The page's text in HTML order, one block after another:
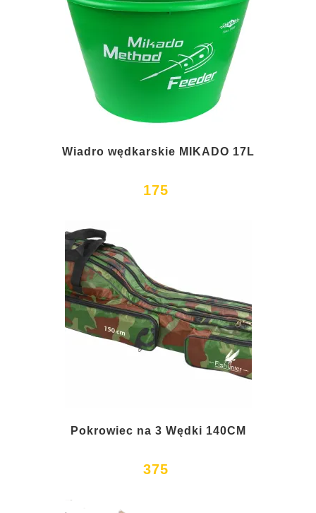
Wiadro wędkarskie MIKADO 17L
175
Pokrowiec na 3 Wędki 140CM
375